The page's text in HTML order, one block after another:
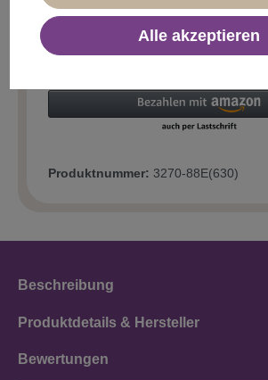
In den Warenkorb
Produktnummer: 3270-88E(630)
Beschreibung
Produktdetails & Hersteller
Bewertungen
Alle akzeptieren